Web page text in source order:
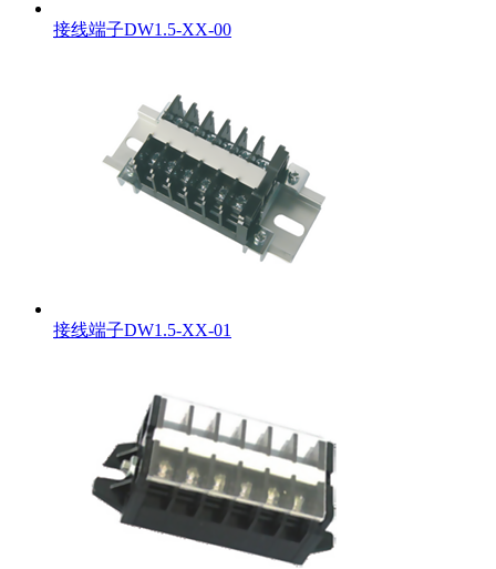
接线端子DW1.5-XX-00
接线端子DW1.5-XX-01